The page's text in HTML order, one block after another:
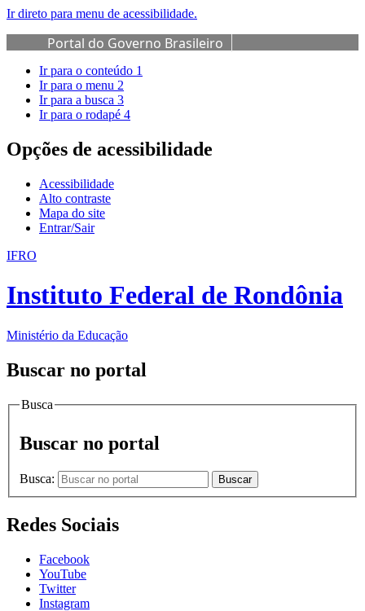
Ir direto para menu de acessibilidade.
Portal do Governo Brasileiro
Ir para o conteúdo 1
Ir para o menu 2
Ir para a busca 3
Ir para o rodapé 4
Opções de acessibilidade
Acessibilidade
Alto contraste
Mapa do site
Entrar/Sair
IFRO
Instituto Federal de Rondônia
Ministério da Educação
Buscar no portal
Busca
Buscar no portal
Busca: Buscar
Redes Sociais
Facebook
YouTube
Twitter
Instagram